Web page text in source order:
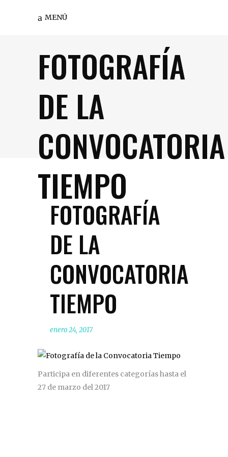
MENÚ
FOTOGRAFÍA
DE LA
CONVOCATORIA
TIEMPO
FOTOGRAFÍA
DE LA
CONVOCATORIA
TIEMPO
enero 24, 2017
Participa en diferentes categorías hasta el
27 de marzo del 2017